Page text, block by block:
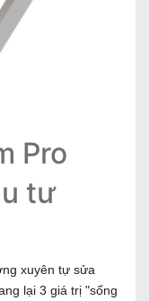
Pro
tư
xuyên tự sửa
lại 3 giá trị "sống